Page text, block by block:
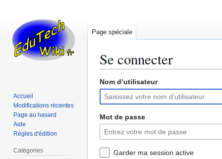
Se connecter
Aller
la
navigation
Aller
la
recherche
Nom d’utilisateur
Mot de passe
Garder ma session active
Page spéciale
Accueil
Modifications récentes
Page au hasard
Aide
Règles d'édition
Catégories